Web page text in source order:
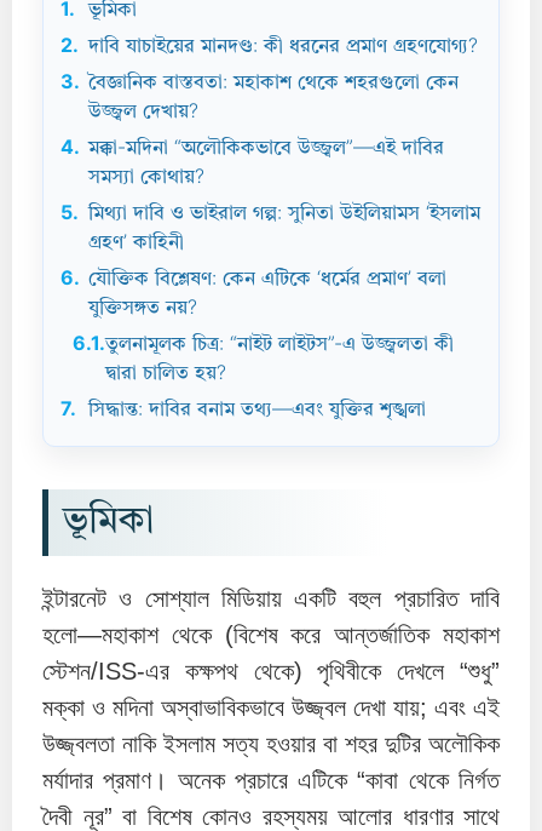
1.
ভূমিকা
2. দাবি যাচাইয়ের মানদণ্ড: কী ধরনের প্রমাণ গ্রহণযোগ্য?
3. বৈজ্ঞানিক বাস্তবতা: মহাকাশ থেকে শহরগুলো কেন
উজ্জ্বল দেখায়?
4. মক্কা-মদিনা “অলৌকিকভাবে উজ্জ্বল”—এই দাবির
সমস্যা কোথায়?
5. মিথ্যা দাবি ও ভাইরাল গল্প: সুনিতা উইলিয়ামস ‘ইসলাম
গ্রহণ’ কাহিনী
6. যৌক্তিক বিশ্লেষণ: কেন এটিকে ‘ধর্মের প্রমাণ’ বলা
যুক্তিসঙ্গত নয়?
6.1.তুলনামূলক চিত্র: “নাইট লাইটস”-এ উজ্জ্বলতা কী
দ্বারা চালিত হয়?
7.
সিদ্ধান্ত: দাবির বনাম তথ্য—এবং যুক্তির শৃঙ্খলা
ভূমিকা
ইন্টারনেট ও সোশ্যাল মিডিয়ায় একটি বহুল প্রচারিত দাবি
হলো—মহাকাশ থেকে (বিশেষ করে আন্তর্জাতিক মহাকাশ
স্টেশন/ISS-এর কক্ষপথ থেকে) পৃথিবীকে দেখলে “শুধু”
মক্কা ও মদিনা অস্বাভাবিকভাবে উজ্জ্বল দেখা যায়; এবং এই
উজ্জ্বলতা নাকি ইসলাম সত্য হওয়ার বা শহর দুটির অলৌকিক
মর্যাদার প্রমাণ। অনেক প্রচারে এটিকে “কাবা থেকে নির্গত
দৈবী নূর” বা বিশেষ কোনও রহস্যময় আলোর ধারণার সাথে